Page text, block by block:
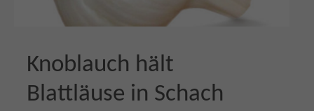
Knoblauch hält
Blattläuse in Schach